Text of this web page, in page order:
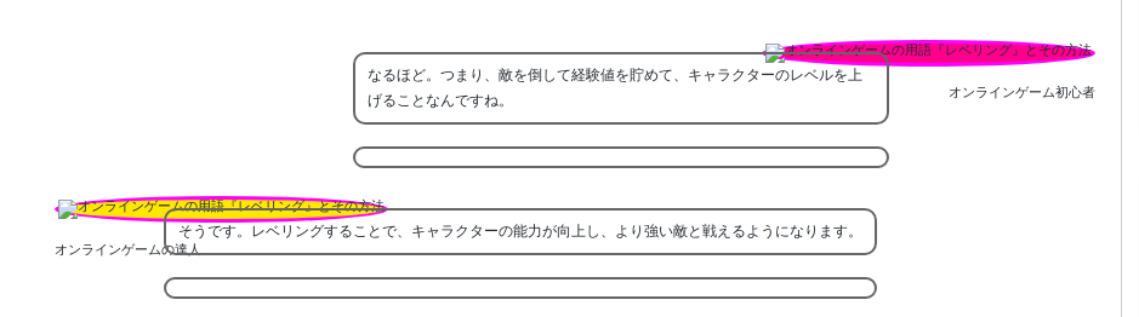
オンラインゲーム初心者
なるほど。つまり、敵を倒して経験値を貯めて、キャラクターのレベルを上
げることなんですね。
オンラインゲームの達人
そうです。レベリングすることで、キャラクターの能力が向上し、より強い敵と戦えるようになります。